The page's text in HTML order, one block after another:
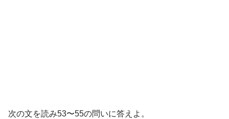
次の文を読み53〜55の問いに答えよ。